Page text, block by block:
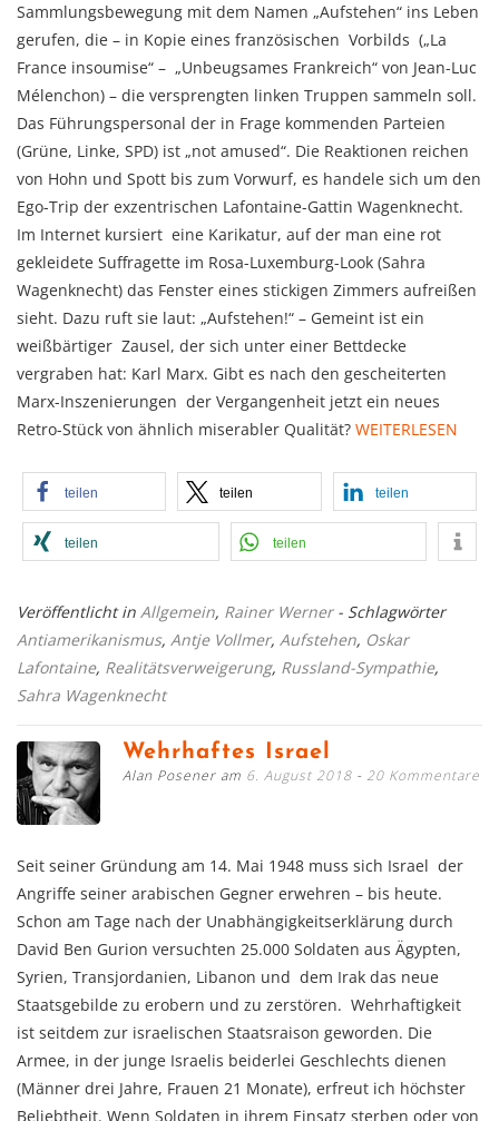
Sammlungsbewegung mit dem Namen „Aufstehen“ ins Leben
gerufen, die – in Kopie eines französischen Vorbilds („La
France insoumise“ – „Unbeugsames Frankreich“ von Jean-Luc
Mélenchon) – die versprengten linken Truppen sammeln soll.
Das Führungspersonal der in Frage kommenden Parteien
(Grüne, Linke, SPD) ist „not amused“. Die Reaktionen reichen
von Hohn und Spott bis zum Vorwurf, es handele sich um den
Ego-Trip der exzentrischen Lafontaine-Gattin Wagenknecht.
Im Internet kursiert eine Karikatur, auf der man eine rot
gekleidete Suffragette im Rosa-Luxemburg-Look (Sahra
Wagenknecht) das Fenster eines stickigen Zimmers aufreißen
sieht. Dazu ruft sie laut: „Aufstehen!“ – Gemeint ist ein
weißbärtiger Zausel, der sich unter einer Bettdecke
vergraben hat: Karl Marx. Gibt es nach den gescheiterten
Marx-Inszenierungen der Vergangenheit jetzt ein neues
Retro-Stück von ähnlich miserabler Qualität? WEITERLESEN
teilen teilen teilen
teilen teilen
Veröffentlicht in Allgemein, Rainer Werner - Schlagwörter
Antiamerikanismus, Antje Vollmer, Aufstehen, Oskar
Lafontaine, Realitätsverweigerung, Russland-Sympathie,
Sahra Wagenknecht
Wehrhaftes Israel
Alan Posener am 6. August 2018 20 Kommentare
Seit seiner Gründung am 14. Mai 1948 muss sich Israel der
Angriffe seiner arabischen Gegner erwehren – bis heute.
Schon am Tage nach der Unabhängigkeitserklärung durch
David Ben Gurion versuchten 25.000 Soldaten aus Ägypten,
Syrien, Transjordanien, Libanon und dem Irak das neue
Staatsgebilde zu erobern und zu zerstören. Wehrhaftigkeit
ist seitdem zur israelischen Staatsraison geworden. Die
Armee, in der junge Israelis beiderlei Geschlechts dienen
(Männer drei Jahre, Frauen 21 Monate), erfreut ich höchster
Beliebtheit. Wenn Soldaten in ihrem Einsatz sterben oder von